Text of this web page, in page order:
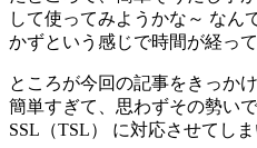
して使ってみようかな～ なん
かずという感じで時間が経って
ところが今回の記事をきっか
簡単すぎて、思わずその勢い
SSL（TSL） に対応させてしま